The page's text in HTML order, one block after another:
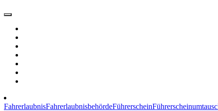
FahrerlaubnisFahrerlaubnisbehördeFührerschein